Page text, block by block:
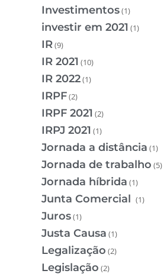
Investimentos(1)
investir em 2021 (1)
IR(9)
IR 2021 (10)
IR 2022(1)
IRPF(2)
IRPF 2021 (2)
IRPJ 2021 (1)
Jornada a distância (1)
Jornada de trabalho (5)
Jornada híbrida (1)
Junta Comercial (1)
Juros(1)
Justa Causa (1)
Legalização (2)
Legislação (2)